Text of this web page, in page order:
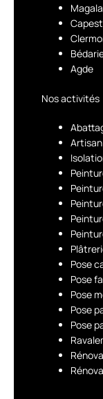
Agde
Nos activités
Pose
Pose
Pose
Pose
Pose